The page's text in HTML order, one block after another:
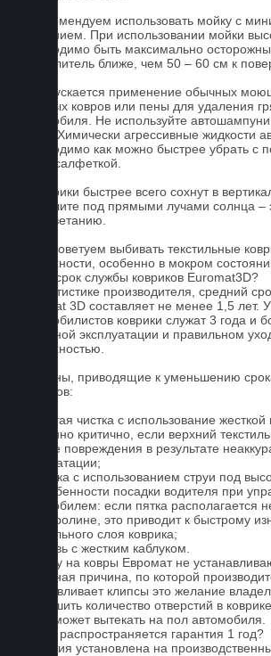
2. Рекомендуем использовать мойку с
давлением. При использовании мойки
необходимо быть максимально
распылитель ближе, чем 50 – 60 см к
3. Допускается применение обычных
бытовых ковров или пены для удаления
автомобиля. Не используйте
воска! Химически агрессивные жидкости
необходимо как можно быстрее убрать с
сухой салфеткой.
4. Коврики быстрее всего сохнут в
Не сушите под прямыми лучами солнца –
к выцветанию.
5. Не советуем выбивать текстильные
поверхности, особенно в мокром
Какой срок службы ковриков Euromat3D?
По статистике производителя, средний
Euromat 3D составляет не менее 1,5 лет.
автомобилистов коврики служат 3 года и
бережной эксплуатации и правильном
поверхностью.
Причины, приводящие к уменьшению
ковриков:
1. Частая чистка с использование
особенно критично, если верхний
мелкие повреждения в результате
эксплуатации;
2. Мойка с использованием струи под
3. Особенности посадки водителя при
автомобилем: если пятка располагается
на ковролине, это приводит к быстрому
текстильного слоя коврика;
4. Обувь с жестким каблуком.
Почему на ковры Евромат не
Основная причина, по которой
устанавливает клипсы это желание
уменьшить количество отверстий в
влага может вытекать на пол автомобиля.
На что распространяется гарантия 1 год?
Гарантия установлена на